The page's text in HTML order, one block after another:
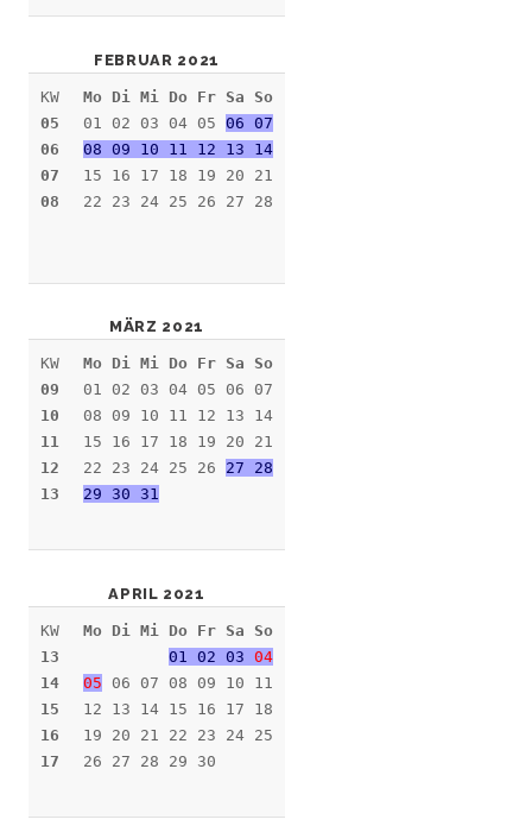
FEBRUAR 2021
KW
05
06
07
08
Mo Di Mi Do Fr Sa So
01 02 03 04 05 06 07
08 09 10 11 12 13 14
15 16 17 18 19 20 21
22 23 24 25 26 27 28
MÄRZ 2021
KW
09
10
11
12
13
Mo Di Mi Do Fr Sa So
01 02 03 04 05 06 07
08 09 10 11 12 13 14
15 16 17 18 19 20 21
22 23 24 25 26 27 28
29 30 31
APRIL 2021
KW
13
14
15
16
17
Mo Di Mi Do Fr Sa So
01 02 03 04
05 06 07 08 09 10 11
12 13 14 15 16 17 18
19 20 21 22 23 24 25
26 27 28 29 30